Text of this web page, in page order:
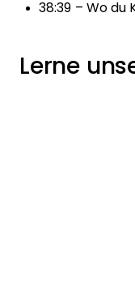
38:39 – Wo du
Lerne